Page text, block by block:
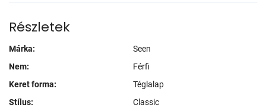
Részletek
Márka:
Seen
Nem:
Férfi
Keret forma:
Téglalap
Stílus:
Classic